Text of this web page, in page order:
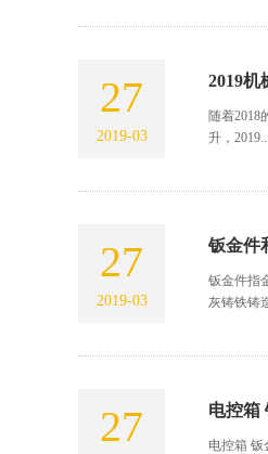
27
2019-03
2019机
随着2018
升，2019...
27
2019-03
钣金件
钣金件指
灰铸铁铸
27 电控箱
电控箱